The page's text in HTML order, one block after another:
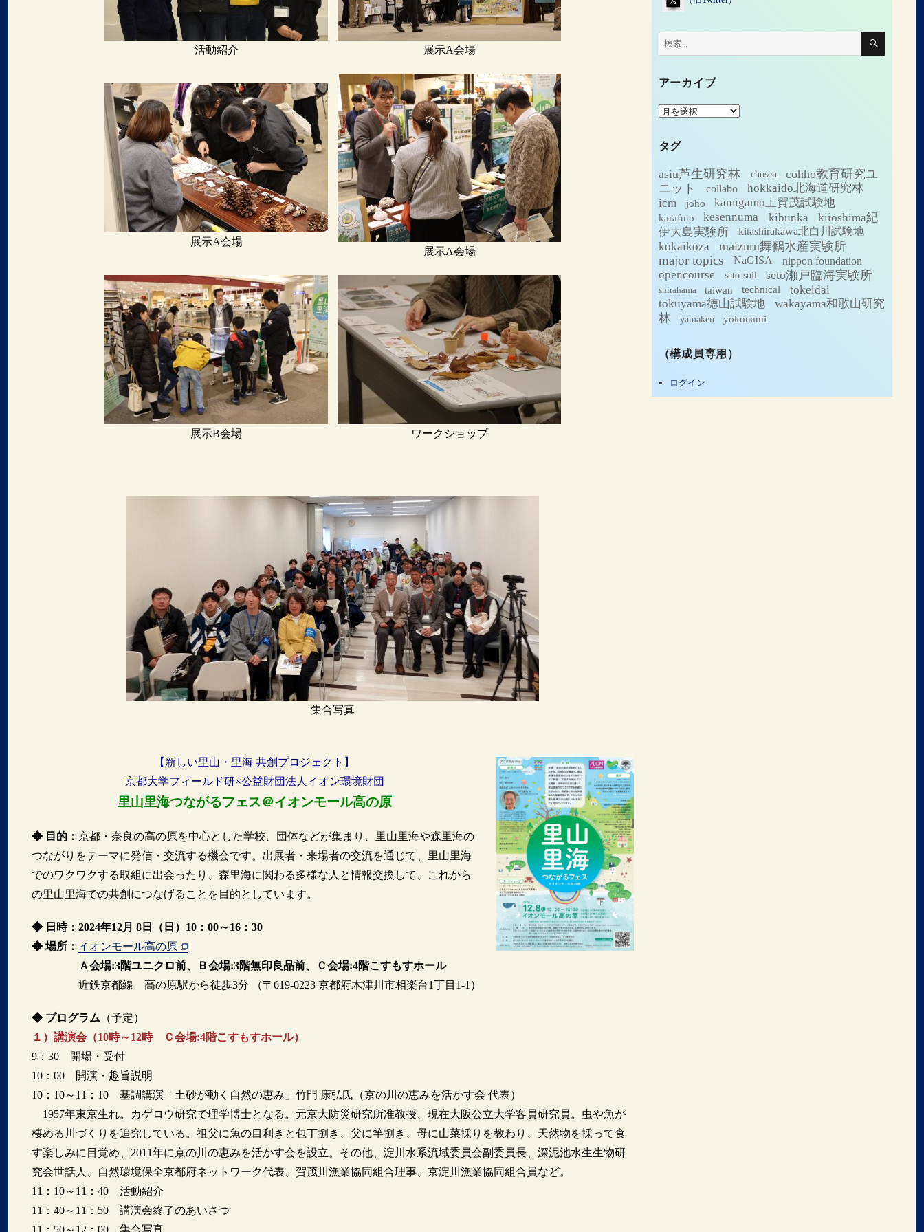
活動紹介 展示A会場
展示A会場
展示A会場
展示B会場 ワークショップ
集合写真
【新しい里山・里海 共創プロジェクト】
京都大学フィールド研×公益財団法人イオン環境財団
里山里海つながるフェス＠イオンモール高の原
◆ 目的： 京都・奈良の高の原を中心とした学校、団体などが集まり、里山里海や森里海の
つながりをテーマに発信・交流する機会です。出展者・来場者の交流を通じて、里山里海
でのワクワクする取組に出会ったり、森里海に関わる多様な人と情報交換して、これから
の里山里海での共創につなげることを目的としています。
◆ 日時：2024年12月 8日（日）10：00～16：30
◆ 場所： イオンモール高の原
Ａ会場:3階ユニクロ前、Ｂ会場:3階無印良品前、Ｃ会場:4階こすもすホール
近鉄京都線 高の原駅から徒歩3分 （〒619-0223 京都府木津川市相楽台1丁目1-1）
◆ プログラム （予定）
１）講演会（10時～12時 Ｃ会場:4階こすもすホール）
9：30 開場・受付
10：00 開演・趣旨説明
10：10～11：10 基調講演「土砂が動く自然の恵み」竹門 康弘氏（京の川の恵みを活かす会 代表）
1957年東京生れ。カゲロウ研究で理学博士となる。元京大防災研究所准教授、現在大阪公立大学客員研究員。虫や魚が
棲める川づくりを追究している。祖父に魚の目利きと包丁捌き、父に竿捌き、母に山菜採りを教わり、天然物を採って食
す楽しみに目覚め、2011年に京の川の恵みを活かす会を設立。その他、淀川水系流域委員会副委員長、深泥池水生生物研
究会世話人、自然環境保全京都府ネットワーク代表、賀茂川漁業協同組合理事、京淀川漁業協同組合員など。
11：10～11：40 活動紹介
11：40～11：50 講演会終了のあいさつ
11：50～12：00 集合写真
検
検
アーカイブ
ア
カ
イ
タグ
asiu芦生研究林 chosen
cohho教育研究ユ
ニット
collabo hokkaido北海道研究林
icm joho kamigamo上賀茂試験地
karafuto kesennuma kibunka
kiioshima紀
伊大島実験所
kitashirakawa北白川試験地
kokaikoza maizuru舞鶴水産実験所
major topics NaGISA nippon foundation
opencourse sato-soil seto瀬戸臨海実験所
shirahama taiwan technical
tokeidai
tokuyama徳山試験地
wakayama和歌山研究
林
yamaken yokonami
（構成員専用）
ログイン